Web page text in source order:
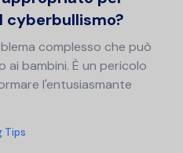
cyberbullismo?
complesso che può
ai bambini. È un pericolo
l'entusiasmante
Tips